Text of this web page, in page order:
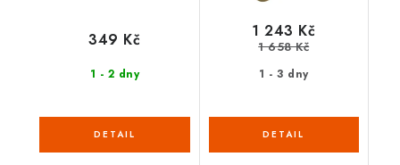
1 - 2 dny
349 Kč
1 - 3 dny
1 243 Kč
1 658 Kč